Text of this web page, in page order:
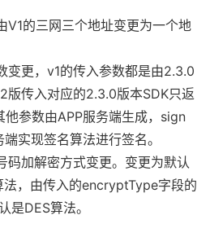
V1的三网三个地址变更为一个地
变更，v1的传入参数都是由2.3.0
版传入对应的2.3.0版本SDK只返
参数由APP服务端生成，sign
实现签名算法进行签名。
码加解密方式变更。变更为默认
法，由传入的encryptType字段的
是DES算法。